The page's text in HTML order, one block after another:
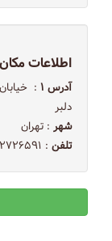
اطلاعات مکان
آدرس ۱
:
دلبر
شهر : تهران
تلفن : ۲۲۷۲۶۵۹۱